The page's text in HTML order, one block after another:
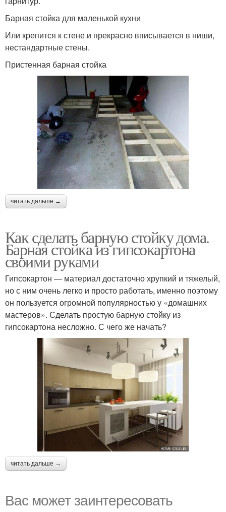
Барная стойка для маленькой кухни
Или крепится к стене и прекрасно вписывается в ниши,
нестандартные стены.
Пристенная барная стойка
читать дальше →
Как сделать барную стойку дома.
Барная стойка из гипсокартона
своими руками
Гипсокартон — материал достаточно хрупкий и тяжелый,
но с ним очень легко и просто работать, именно поэтому
он пользуется огромной популярностью у «домашних
мастеров». Сделать простую барную стойку из
гипсокартона несложно. С чего же начать?
читать дальше →
Вас может заинтересовать